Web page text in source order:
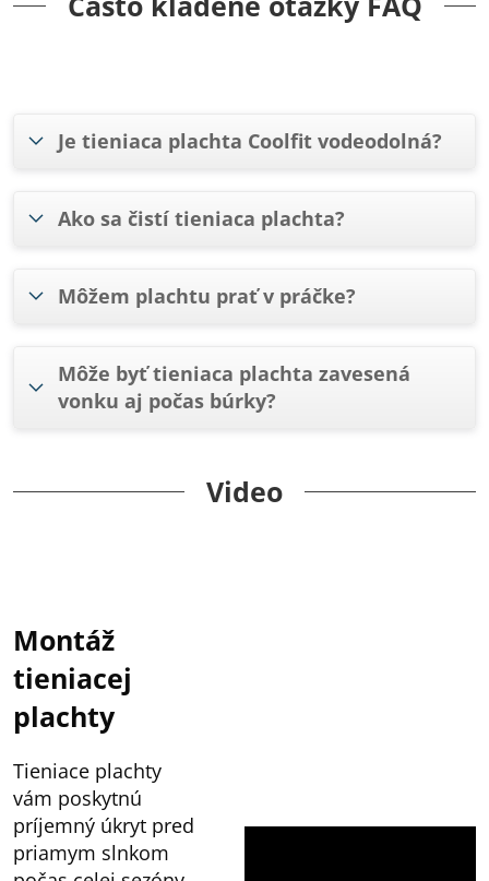
Je tieniaca plachta Coolfit vodeodolná?
Ako sa čistí tieniaca plachta?
Môžem plachtu prať v práčke?
Môže byť tieniaca plachta zavesená
vonku aj počas búrky?
Video
Montáž
tieniacej
plachty
Tieniace plachty
vám poskytnú
príjemný úkryt pred
priamym slnkom